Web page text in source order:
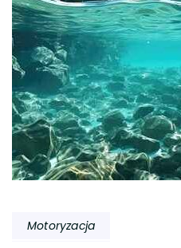
Motoryzacja